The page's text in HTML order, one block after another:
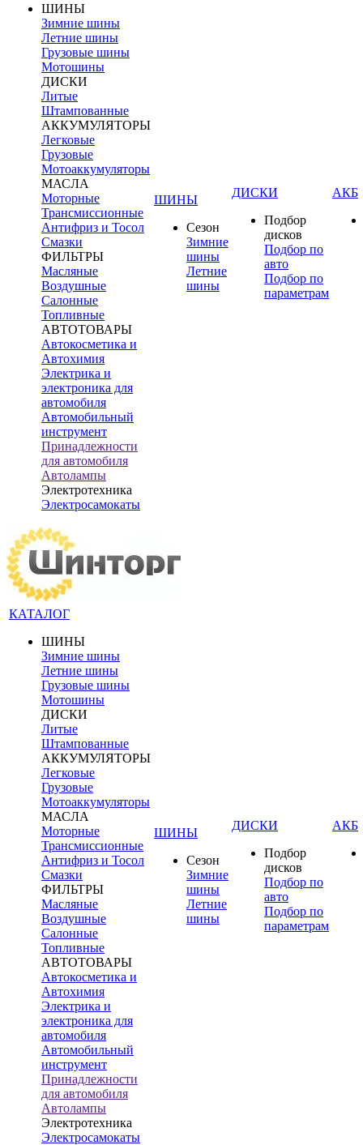
ШИНЫ
Зимние шины
Летние шины
Грузовые шины
Мотошины
ДИСКИ
Литые
Штампованные
АККУМУЛЯТОРЫ
Легковые
Грузовые
Мотоаккумуляторы
МАСЛА
Моторные
Трансмиссионные
Антифриз и Тосол
Смазки
ФИЛЬТРЫ
Масляные
Воздушные
Салонные
Топливные
АВТОТОВАРЫ
Автокосметика и
Автохимия
Электрика и
электроника для
автомобиля
Автомобильный
инструмент
Принадлежности
для автомобиля
Автолампы
Электротехника
Электросамокаты
ШИНЫ
Сезон
Зимние
шины
Летние
шины
ДИСКИ
Подбор
дисков
Подбор по
авто
Подбор по
параметрам
АКБ
КАТАЛОГ
ШИНЫ
Зимние шины
Летние шины
Грузовые шины
Мотошины
ДИСКИ
Литые
Штампованные
АККУМУЛЯТОРЫ
Легковые
Грузовые
Мотоаккумуляторы
МАСЛА
Моторные
Трансмиссионные
Антифриз и Тосол
Смазки
ФИЛЬТРЫ
Масляные
Воздушные
Салонные
Топливные
АВТОТОВАРЫ
Автокосметика и
Автохимия
Электрика и
электроника для
автомобиля
Автомобильный
инструмент
Принадлежности
для автомобиля
Автолампы
Электротехника
Электросамокаты
ШИНЫ
Сезон
Зимние
шины
Летние
шины
ДИСКИ
Подбор
дисков
Подбор по
авто
Подбор по
параметрам
АКБ